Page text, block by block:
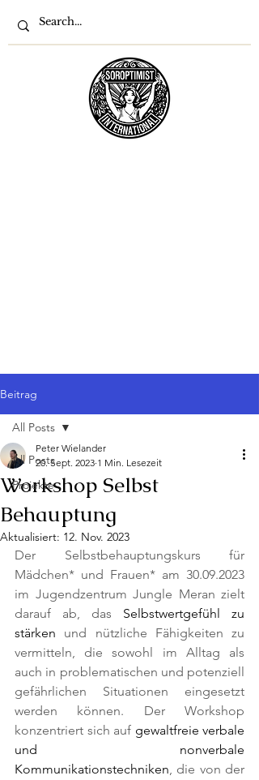
Beitrag
All Posts
Projekte
All Posts
Workshop Selbst
Behauptung
Peter Wielander
20. Sept. 2023 1 Min. Lesezeit
Aktualisiert: 12. Nov. 2023
Der Selbstbehauptungskurs für
Mädchen* und Frauen* am 30.09.2023
im Jugendzentrum Jungle Meran zielt
darauf ab, das Selbstwertgefühl zu
stärken und nützliche Fähigkeiten zu
vermitteln, die sowohl im Alltag als
auch in problematischen und potenziell
gefährlichen Situationen eingesetzt
werden können. Der Workshop
konzentriert sich auf gewaltfreie verbale
und nonverbale
Kommunikationstechniken, die von der